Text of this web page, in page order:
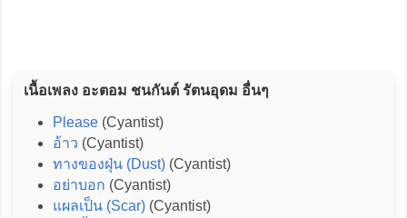
เนื้อเพลง อะตอม ชนกันต์ รัตนอุดม อื่นๆ
Please(Cyantist)
อ้าว (Cyantist)
ทางของฝุ่น (Dust)(Cyantist)
อย่าบอก (Cyantist)
แผลเป็น (Scar)(Cyantist)